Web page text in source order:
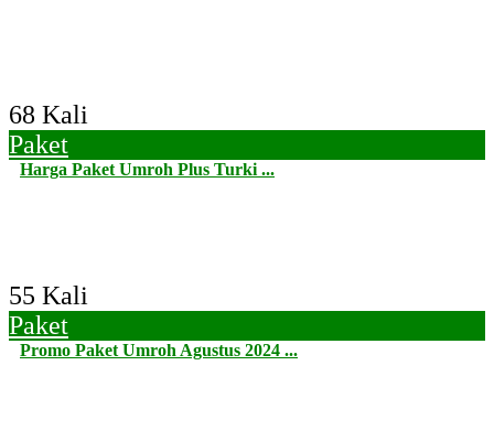
68 Kali
Paket
Harga Paket Umroh Plus Turki ...
55 Kali
Paket
Promo Paket Umroh Agustus 2024 ...